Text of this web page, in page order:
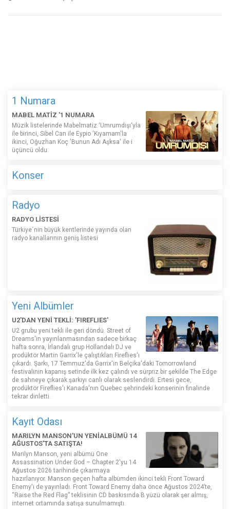
1 Numara
MABEL MATİZ '1 NUMARA
Müzik listelerinde Mabelmatiz ‘Umrumdışı'yla
ile birinci, Sibel Can ile Eypio 'Kıyamam'la
ikinci, Oğuzhan Koç 'Bunun Adı Aşksa' ile i
üçüncü oldu.
Konser
Radyo
RADYO LİSTESİ
Türkiye´nin büyük kentlerinde yayında olan
radyo kanallarının geniş listesi
Yeni Albümler
U2'DAN YENİ TEKLİ: 'FIREFLIES'
U2 grubu yeni tekli ile geri döndü. Street of
Dreams'in yayınlanmasından sadece birkaç
hafta sonra, İrlandalı grup Hollandalı DJ ve
prodüktör Martin Garrix'le çalıştıkları Fireflies'ı
çıkardı. Şarkı, 17 Temmuz'da Garrix'in Belçika'daki Tomorrowland
festivalinin kapanış setinde ilk kez çalındı ​​ve sürpriz bir şekilde The Edge
de sahneye çıkarak şarkıyı canlı olarak seslendirdi. Ertesi gece,
prodüktör Fireflies'ı Kanada'nın Quebec şehrindeki konserinin finalinde
tekrar dinletti.
Kayıt Odası
MARILYN MANSON'UN YENİALBÜMÜ 14
AĞUSTOS'TA SATIŞTA!
Marilyn Manson, yeni albümü One
Assassination Under God – Chapter 2'yu 14
Ağustos 2026 tarihinde çıkarmaya
hazırlanıyor. Manson geçen hafta albümden ikinci tekli Front Toward
Enemy'i de yayınladı. Front Toward Enemy daha önce Ağustos 2024’te,
“Raise the Red Flag” teklisinin CD baskısında B yüzü olarak şer almış,
internet ortamında satışa sunulmamıştı.